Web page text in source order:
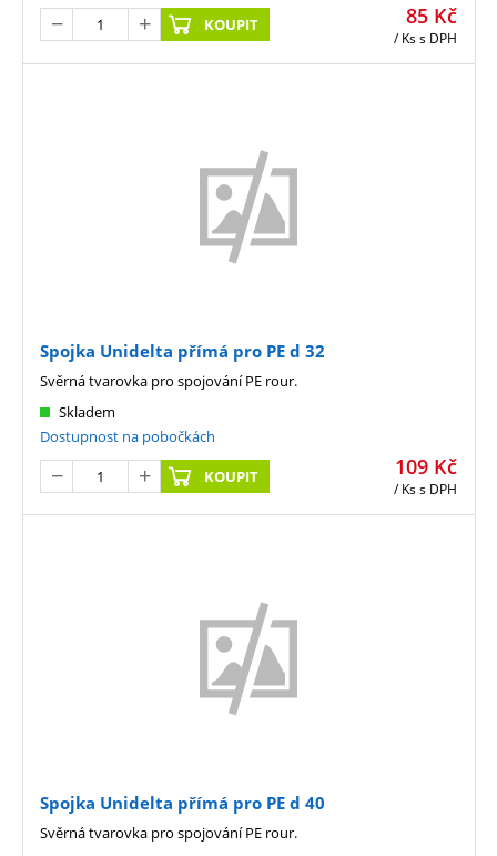
85 Kč
/ Kss DPH
KOUPIT
Spojka Unidelta přímá pro PE d 32
109 Kč
/ Kss DPH
Skladem
Dostupnost na pobočkách
KOUPIT
Svěrná tvarovka pro spojování PE rour.
Spojka Unidelta přímá pro PE d 40
Svěrná tvarovka pro spojování PE rour.